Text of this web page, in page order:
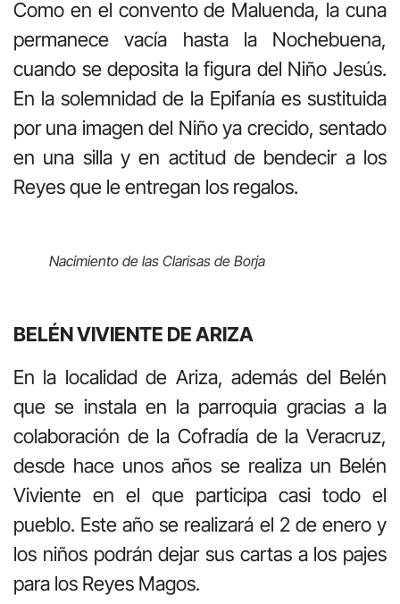
Como en el convento de Maluenda, la cuna
permanece vacía hasta la Nochebuena,
cuando se deposita la figura del Niño Jesús.
En la solemnidad de la Epifanía es sustituida
por una imagen del Niño ya crecido, sentado
en una silla y en actitud de bendecir a los
Reyes que le entregan los regalos.
Nacimiento de las Clarisas de Borja
BELÉN VIVIENTE DE ARIZA
En la localidad de Ariza, además del Belén
que se instala en la parroquia gracias a la
colaboración de la Cofradía de la Veracruz,
desde hace unos años se realiza un Belén
Viviente en el que participa casi todo el
pueblo. Este año se realizará el 2 de enero y
los niños podrán dejar sus cartas a los pajes
para los Reyes Magos.